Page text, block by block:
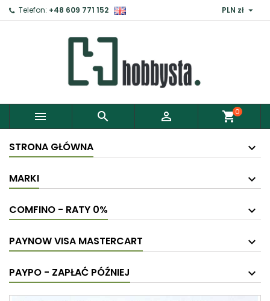
Telefon: +48 609 771 152 PLN zł 
   shopping_cart0
STRONA GŁÓWNA
MARKI
COMFINO - RATY 0%
PAYNOW VISA MASTERCART
PAYPO - ZAPŁAĆ PÓŹNIEJ